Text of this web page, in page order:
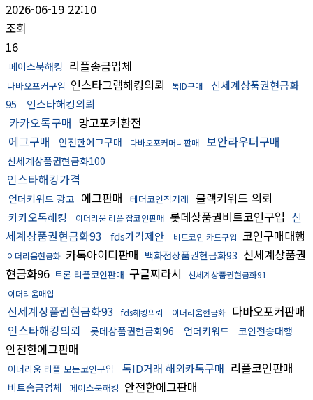
2026-06-19 22:10
조회
16
페이스북해킹 리플송금업체
다바오포커구입 인스타그램해킹의뢰 톡ID구매
신세계상품권현금화
95
인스타해킹의뢰
카카오톡구매 망고포커환전
에그구매
안전한에그구매 다바오포커머니판매 보안라우터구매
신세계상품권현금화100
인스타해킹가격
언더키워드 광고 에그판매 테더코인직거래 블랙키워드 의뢰
카카오톡해킹 이더리움 리플 잡코인판매 롯데상품권비트코인구입 신
세계상품권현금화93
fds가격제안 비트코인 카드구입 코인구매대행
이더리움현금화 카톡아이디판매 백화점상품권현금화93 신세계상품권
현금화96 트론 리플코인판매 구글찌라시
신세계상품권현금화91
이더리움매입
신세계상품권현금화93 fds해킹의뢰 이더리움현금화 다바오포커판매
인스타해킹의뢰
롯데상품권현금화96 언더키워드 코인전송대행
안전한에그판매
이더리움 리플 모든코인구입 톡ID거래 해외카톡구매 리플코인판매
비트송금업체 페이스북해킹 안전한에그판매